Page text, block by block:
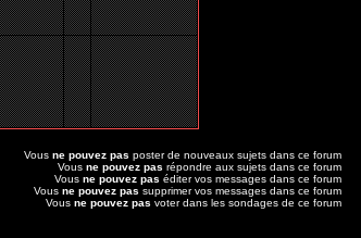
Vous ne pouvez pas poster de nouveaux sujets dans ce forum
Vous ne pouvez pas répondre aux sujets dans ce forum
Vous ne pouvez pas éditer vos messages dans ce forum
Vous ne pouvez pas supprimer vos messages dans ce forum
Vous ne pouvez pas voter dans les sondages de ce forum